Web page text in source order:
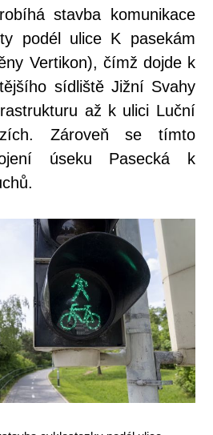
stavba komunikace
podél ulice K pasekám
Vertikon), čímž dojde k
sídliště Jižní Svahy
až k ulici Luční
Zároveň se tímto
úseku Pasecká k